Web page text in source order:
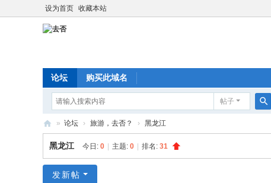
设为首页 收藏本站
论坛 购买此域名
帖子
索
去
否
» 论坛 › 旅游，去否？ › 黑龙江
黑龙江 今日: 0 主题: 0 排名: 31
发新帖